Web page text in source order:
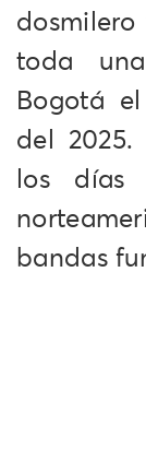
toda
Bogotá
del 2025.
los días
bandas